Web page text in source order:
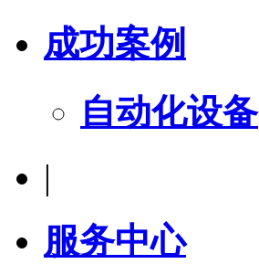
成功案例
自动化设备
|
服务中心